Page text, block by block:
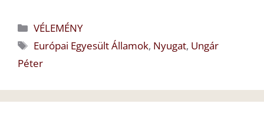
Kategória
VÉLEMÉNY
Címkék
Európai Egyesült Államok, Nyugat, Ungár
Péter